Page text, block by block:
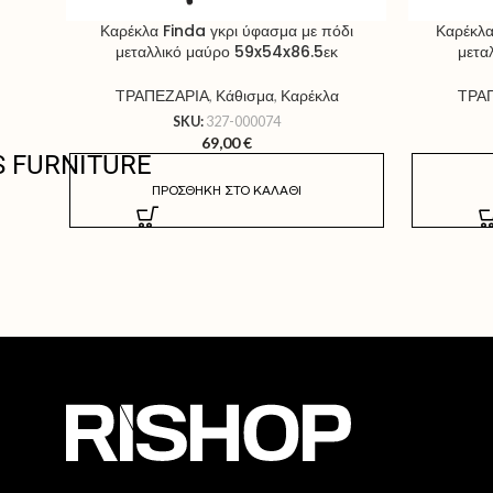
FURNITURE
Καρέκλα Finda γκρι ύφασμα με πόδι
μεταλλικό μαύρο 59x54x86.5εκ
TΡΑΠΕΖΑΡΙΑ, Κάθισμα, Καρέκλα
SKU: 327-000074
69,00€
ΠΡΟΣΘΉΚΗ ΣΤΟ ΚΑΛΆΘΙ